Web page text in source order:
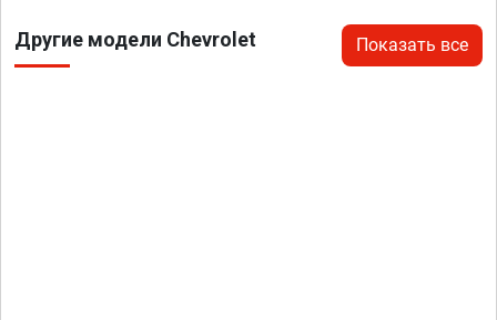
Другие модели Chevrolet Показать все